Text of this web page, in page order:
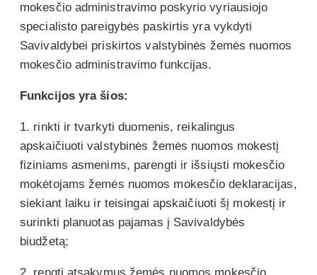
mokesčio administravimo poskyrio vyriausiojo
specialisto pareigybės paskirtis yra vykdyti
Savivaldybei priskirtos valstybinės žemės nuomos
mokesčio administravimo funkcijas.
Funkcijos yra šios:
1. rinkti ir tvarkyti duomenis, reikalingus
apskaičiuoti valstybinės žemės nuomos mokestį
fiziniams asmenims, parengti ir išsiųsti mokesčio
mokėtojams žemės nuomos mokesčio deklaracijas,
siekiant laiku ir teisingai apskaičiuoti šį mokestį ir
surinkti planuotas pajamas į Savivaldybės
biudžetą;